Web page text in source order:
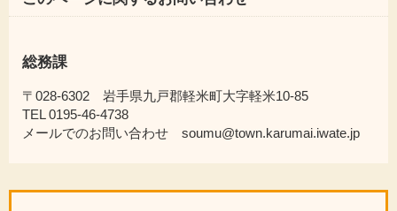
総務課
〒028-6302 岩手県九戸郡軽米町大字軽米10-85
TEL 0195-46-4738
メールでのお問い合わせ soumu@town.karumai.iwate.jp